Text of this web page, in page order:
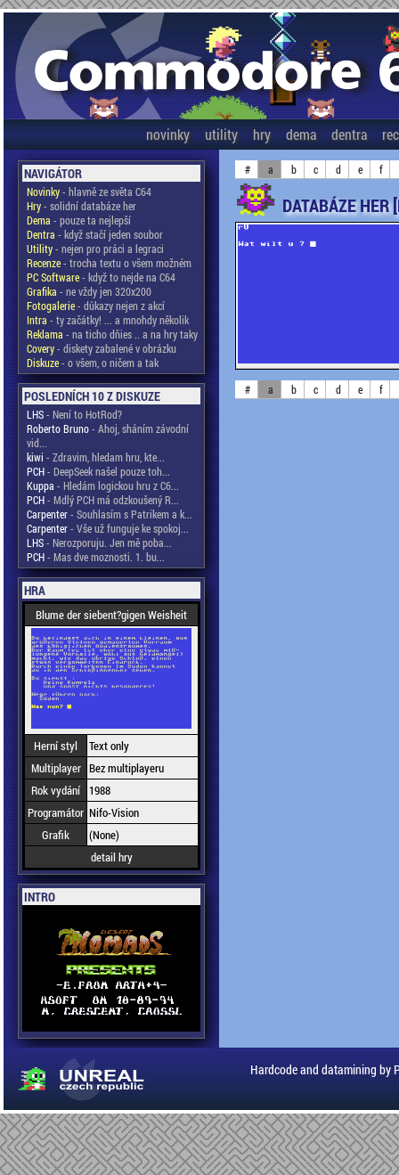
novinky utility hry dema dentra
NAVIGÁTOR
Novinky- hlavně ze světa C64
Hry- solidní databáze her
Dema - pouze ta nejlepší
Dentra - když stačí jeden soubor
Utility- nejen pro práci a legraci
Recenze- trocha textu o všem možném
PC Software- když to nejde na C64
Grafika - ne vždy jen 320x200
Fotogalerie- důkazy nejen z akcí
Intra - ty začátky! ... a mnohdy několik
Reklama - na ticho dňies .. a na hry taky
Covery- diskety zabalené v obrázku
Diskuze- o všem, o ničem a tak
POSLEDNÍCH 10 Z DISKUZE
LHS- Není to HotRod?
Roberto Bruno- Ahoj, sháním závodní
vid...
kiwi - Zdravim, hledam hru, kte...
PCH- DeepSeek našel pouze toh...
Kuppa - Hledám logickou hru z C6...
PCH- Mdlý PCH má odzkoušený R...
Carpenter- Souhlasím s Patrikem a k...
Carpenter- Vše už funguje ke spokoj...
LHS- Nerozporuju. Jen mě poba...
PCH- Mas dve moznosti. 1. bu...
HRA
Blume der siebent?gigen Weisheit
Herní styl
Text only
Multiplayer Bez multiplayeru
Rok vydání
1988
Programátor Nifo-Vision
Grafik
(None)
detail hry
INTRO
# a b c d e f
DATABÁZE HER
# a b c d e f
Hardcode and datamining by